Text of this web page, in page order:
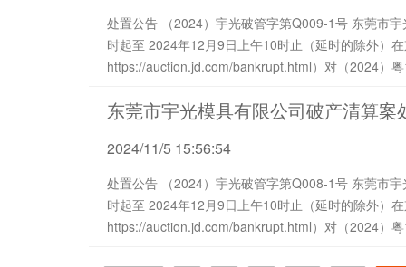
处置公告 （2024）宇光破管字第Q009-1号 东莞市宇光模具有限公司管理人将于2024年12月8日上午10
时起至 2024年12月9日上午10时止（延时的除外）
https://auction.jd.com/bankrupt.html）对（2024）
东莞市宇光模具有限公司破产清算案
2024/11/5 15:56:54
处置公告 （2024）宇光破管字第Q008-1号 东莞市宇光模具有限公司管理人将于2024年12月8日上午10
时起至 2024年12月9日上午10时止（延时的除外）
https://auction.jd.com/bankrupt.html）对（2024）